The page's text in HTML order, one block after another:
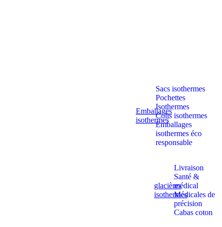
Emballages
isothermes
Sacs isothermes
Pochettes
Isothermes
Colis isothermes
Emballages
isothermes éco
responsable
glacières
isothermes
Livraison
Santé &
médical
Médicales de
précision
Cabas coton